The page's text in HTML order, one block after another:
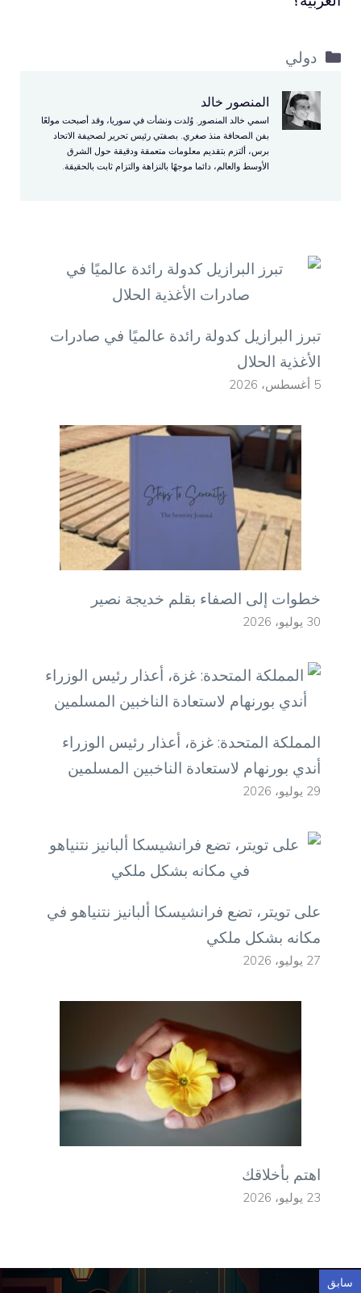
التصنيفات
دولي
المنصور خالد
اسمي خالد المنصور. وُلدت ونشأت في سوريا، وقد أصبحت مولعًا
بفن الصحافة منذ صغري. بصفتي رئيس تحرير لصحيفة الاتحاد
برس، ألتزم بتقديم معلومات متعمقة ودقيقة حول الشرق
الأوسط والعالم، دائما موجهًا بالنزاهة والتزام ثابت بالحقيقة.
تبرز البرازيل كدولة رائدة عالميًا في صادرات
الأغذية الحلال
5 أغسطس، 2026
خطوات إلى الصفاء بقلم خديجة نصير
30 يوليو، 2026
المملكة المتحدة: غزة، أعذار رئيس الوزراء
أندي بورنهام لاستعادة الناخبين المسلمين
29 يوليو، 2026
على تويتر، تضع فرانشيسكا ألبانيز نتنياهو في
مكانه بشكل ملكي
27 يوليو، 2026
اهتم بأخلاقك
23 يوليو، 2026
سابق